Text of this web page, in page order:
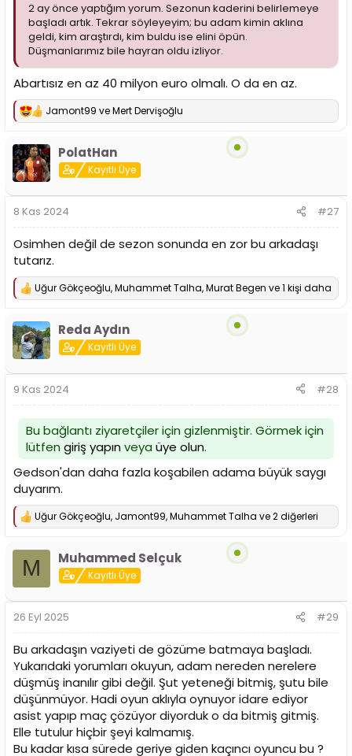
2 ay önce yaptığım yorum. Sezonun kaderini belirlemeye
başladı artık. Tekrar söyleyeyim; bu adam kimin aklına
geldi, kim araştırdı, kim buldu ise elini öpün.
Düşmanlarımız bile hayran oldu izliyor.
Abartısız en az 40 milyon euro olmalı. O da en az.
T
k
i
l
Jamont99 veMert Dervişoğlu
PolatHan
Kayıtlı Üye
8 Kas 2024 #27
Osimhen değil de sezon sonunda en zor bu arkadaşı
tutarız.
T
p
k
i
l
Uğur Gökçeoğlu,Muhammet Talha,Murat Begen ve 1 kişi daha
Reda Aydın
Kayıtlı Üye
9 Kas 2024 #28
Bu bağlantı ziyaretçiler için gizlenmiştir. Görmek için
lütfen giriş yapınveya üye olun.
Gedson'dan daha fazla koşabilen adama büyük saygı
duyarım.
T
:
Uğur Gökçeoğlu, Jamont99,Muhammet Talha ve 2 diğerleri
M Muhammed Selçuk
Kayıtlı Üye
26 Eyl 2025 #29
Bu arkadaşın vaziyeti de gözüme batmaya başladı.
Yukarıdaki yorumları okuyun, adam nereden nerelere
düşmüş inanılır gibi değil. Şut yeteneği bitmiş, şutu bile
düşünmüyor. Hadi oyun aklıyla oynuyor idare ediyor
asist yapıp maç çözüyor diyorduk o da bitmiş gitmiş.
Elle tutulur hiçbir şeyi kalmamış.
Bu kadar kısa sürede geriye giden kaçıncı oyuncu bu ?